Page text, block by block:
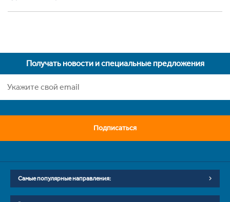
Получать новости и специальные предложения
Подписаться
Самые популярные направления: